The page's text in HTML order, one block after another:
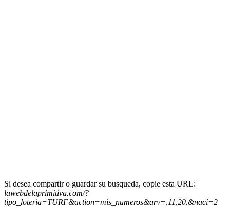
Si desea compartir o guardar su busqueda, copie esta URL:
lawebdelaprimitiva.com/?
tipo_loteria=TURF&action=mis_numeros&arv=,11,20,&naci=2